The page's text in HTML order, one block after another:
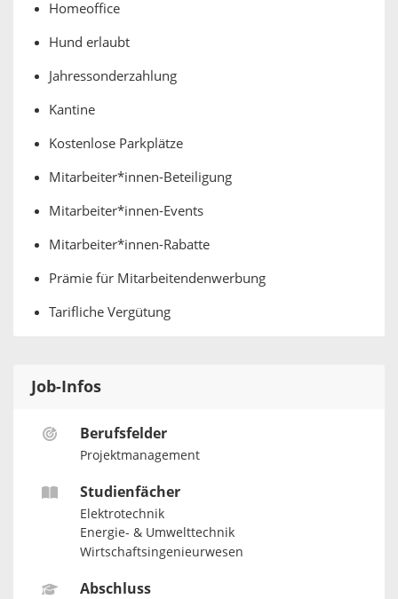
Homeoffice
Hund erlaubt
Jahressonderzahlung
Kantine
Kostenlose Parkplätze
Mitarbeiter*innen-Beteiligung
Mitarbeiter*innen-Events
Mitarbeiter*innen-Rabatte
Prämie für Mitarbeitendenwerbung
Tarifliche Vergütung
Job-Infos
Berufsfelder
Projektmanagement
Studienfächer
Elektrotechnik
Energie- & Umwelttechnik
Wirtschaftsingenieurwesen
Abschluss